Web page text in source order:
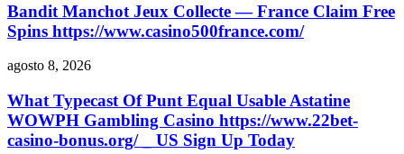
Bandit Manchot Jeux Collecte — France Claim Free
Spins https://www.casino500france.com/
agosto 8, 2026
What Typecast Of Punt Equal Usable Astatine
WOWPH Gambling Casino https://www.22bet-
casino-bonus.org/ _ US Sign Up Today